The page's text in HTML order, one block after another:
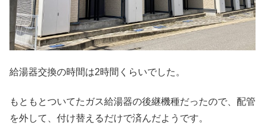
給湯器交換の時間は2時間くらいでした。
もともとついてたガス給湯器の後継機種だったので、配管
を外して、付け替えるだけで済んだようです。